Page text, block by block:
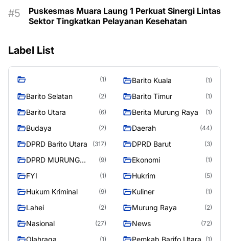
Puskesmas Muara Laung 1 Perkuat Sinergi Lintas
Sektor Tingkatkan Pelayanan Kesehatan
Label List
(1) Barito Kuala (1)
Barito Selatan (2) Barito Timur (1)
Barito Utara (6) Berita Murung Raya (1)
Budaya (2) Daerah (44)
DPRD Barito Utara (317) DPRD Barut (3)
DPRD MURUNG
(9) Ekonomi (1)
FYI (1) Hukrim (5)
Hukum Kriminal (9) Kuliner (1)
Lahei (2) Murung Raya (2)
Nasional (27) News (72)
(1) (1)